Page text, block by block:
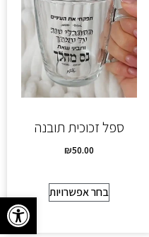
פתח
ספל זכוכית תובנה
₪50.00
בחר אפשרויות